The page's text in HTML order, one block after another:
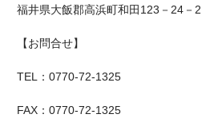
福井県大飯郡高浜町和田123－24－2
【お問合せ】
TEL ：0770-72-1325
FAX ：0770-72-1325